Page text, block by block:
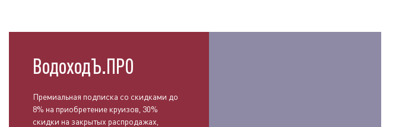
ВодоходЪ.ПРО
Премиальная подписка со скидками до
8% на приобретение круизов, 30%
скидки на закрытых распродажах,